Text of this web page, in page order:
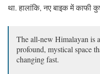
था. हालांकि, नए बाइक में काफी
The all-new Himalayan is
profound, mystical space
changing fast.